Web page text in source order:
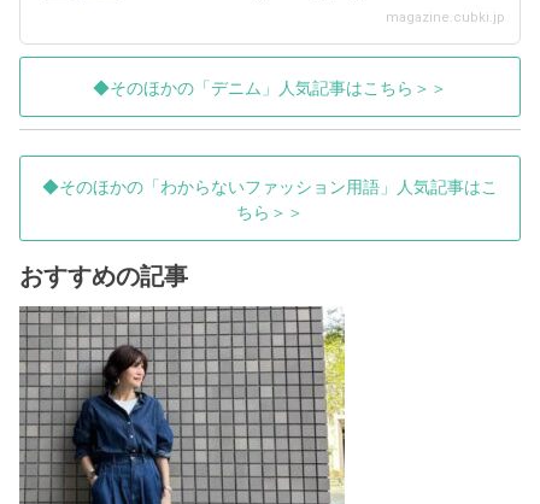
magazine.cubki.jp
◆そのほかの「デニム」人気記事はこちら＞＞
◆そのほかの「わからないファッション用語」人気記事はこ
ちら＞＞
おすすめの記事